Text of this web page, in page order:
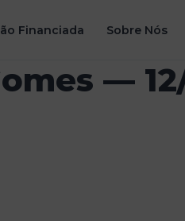
Financiada Sobre Nós
—